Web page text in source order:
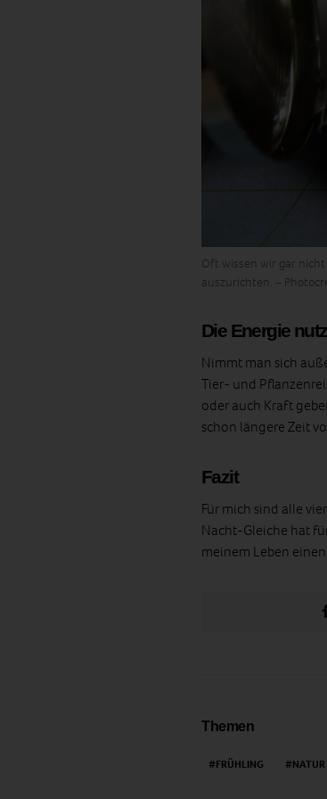
Oft wissen wir gar
auszurichten. –
Die Energie
Nimmt man sich
Tier- und
oder auch Kraft
schon längere Zeit
Fazit
Für mich sind alle
Nacht-Gleiche hat
meinem Leben
Themen
FRÜHLING NATUR